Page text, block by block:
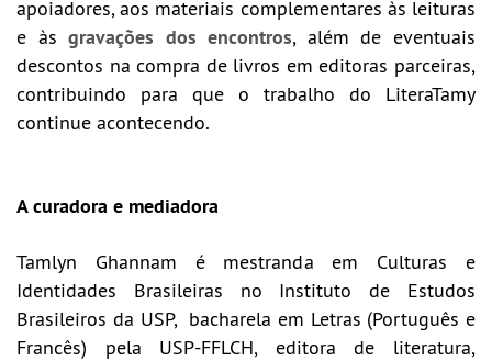
apoiadores, aos materiais complementares às leituras
e àsgravações dos encontros, além de eventuais
descontos na compra de livros em editoras parceiras,
contribuindo para que o trabalho do LiteraTamy
continue acontecendo.
A curadora e mediadora
Tamlyn Ghannam é mestranda em Culturas e
Identidades Brasileiras no Instituto de Estudos
Brasileiros da USP, bacharela em Letras (Português e
Francês) pela USP-FFLCH, editora de literatura,